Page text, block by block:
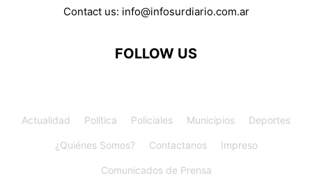
Contact us: info@infosurdiario.com.ar
FOLLOW US
Actualidad Política Policiales Municipios Deportes
¿Quiénes Somos? Contactanos Impreso
Comunicados de Prensa